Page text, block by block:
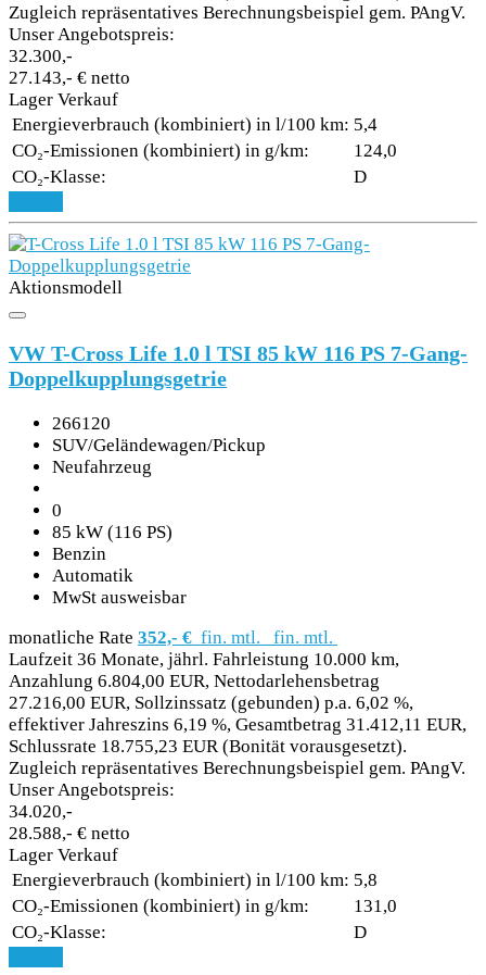
Zugleich repräsentatives Berechnungsbeispiel gem. PAngV.
Unser Angebotspreis:
32.300,-
27.143,- € netto
Lager Verkauf
Energieverbrauch (kombiniert) in l/100 km: 5,4
CO₂-Emissionen (kombiniert) in g/km:
124,0
CO₂-Klasse:
D
Aktionsmodell
VW T-Cross Life 1.0 l TSI 85 kW 116 PS 7-Gang-
Doppelkupplungsgetrie
266120
SUV/Geländewagen/Pickup
Neufahrzeug
0
85 kW (116 PS)
Benzin
Automatik
MwSt ausweisbar
monatliche Rate 352,- € fin. mtl.
fin. mtl.
Laufzeit 36 Monate, jährl. Fahrleistung 10.000 km,
Anzahlung 6.804,00 EUR, Nettodarlehensbetrag
27.216,00 EUR, Sollzinssatz (gebunden) p.a. 6,02 %,
effektiver Jahreszins 6,19 %, Gesamtbetrag 31.412,11 EUR,
Schlussrate 18.755,23 EUR (Bonität vorausgesetzt).
Zugleich repräsentatives Berechnungsbeispiel gem. PAngV.
Unser Angebotspreis:
34.020,-
28.588,- € netto
Lager Verkauf
Energieverbrauch (kombiniert) in l/100 km: 5,8
CO₂-Emissionen (kombiniert) in g/km:
131,0
CO₂-Klasse:
D